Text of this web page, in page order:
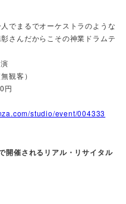
でまるでオーケストラのような
さんだからこその神業ドラムテ
観客）
円
studio/event/004333
開催されるリアル・リサイタル